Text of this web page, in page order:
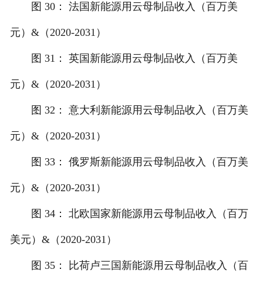
图 30： 法国新能源用云母制品收入（百万美
元）&（2020-2031）
图 31： 英国新能源用云母制品收入（百万美
元）&（2020-2031）
图 32： 意大利新能源用云母制品收入（百万美
元）&（2020-2031）
图 33： 俄罗斯新能源用云母制品收入（百万美
元）&（2020-2031）
图 34： 北欧国家新能源用云母制品收入（百万
美元）&（2020-2031）
图 35： 比荷卢三国新能源用云母制品收入（百